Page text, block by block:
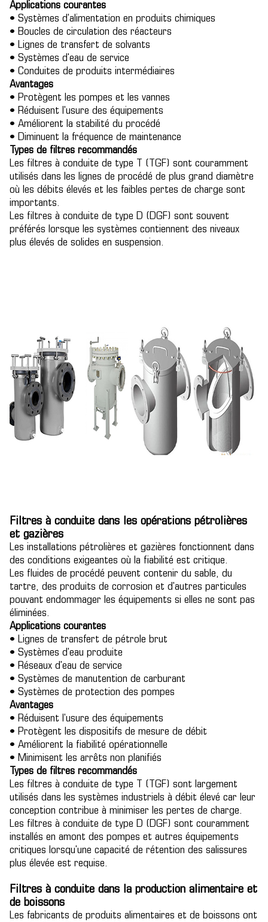
Applications courantes
• Systèmes d'alimentation en produits chimiques
• Boucles de circulation des réacteurs
• Lignes de transfert de solvants
• Systèmes d'eau de service
• Conduites de produits intermédiaires
Avantages
• Protègent les pompes et les vannes
• Réduisent l'usure des équipements
• Améliorent la stabilité du procédé
• Diminuent la fréquence de maintenance
Types de filtres recommandés
Les filtres à conduite de type T (TGF) sont couramment
utilisés dans les lignes de procédé de plus grand diamètre
où les débits élevés et les faibles pertes de charge sont
importants.
Les filtres à conduite de type D (DGF) sont souvent
préférés lorsque les systèmes contiennent des niveaux
plus élevés de solides en suspension.
Filtres à conduite dans les opérations pétrolières
et gazières
Les installations pétrolières et gazières fonctionnent dans
des conditions exigeantes où la fiabilité est critique.
Les fluides de procédé peuvent contenir du sable, du
tartre, des produits de corrosion et d'autres particules
pouvant endommager les équipements si elles ne sont pas
éliminées.
Applications courantes
• Lignes de transfert de pétrole brut
• Systèmes d'eau produite
• Réseaux d'eau de service
• Systèmes de manutention de carburant
• Systèmes de protection des pompes
Avantages
• Réduisent l'usure des équipements
• Protègent les dispositifs de mesure de débit
• Améliorent la fiabilité opérationnelle
• Minimisent les arrêts non planifiés
Types de filtres recommandés
Les filtres à conduite de type T (TGF) sont largement
utilisés dans les systèmes industriels à débit élevé car leur
conception contribue à minimiser les pertes de charge.
Les filtres à conduite de type D (DGF) sont couramment
installés en amont des pompes et autres équipements
critiques lorsqu'une capacité de rétention des salissures
plus élevée est requise.
Filtres à conduite dans la production alimentaire et
de boissons
Les fabricants de produits alimentaires et de boissons ont